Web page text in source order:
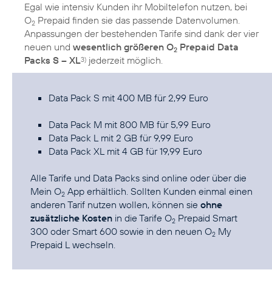
Egal wie intensiv Kunden ihr Mobiltelefon nutzen, bei
O2 Prepaid finden sie das passende Datenvolumen.
Anpassungen der bestehenden Tarife sind dank der vier
neuen und wesentlich größeren O2 Prepaid Data
Packs S – XL3) jederzeit möglich.
Data Pack S mit 400 MB für 2,99 Euro
Data Pack M mit 800 MB für 5,99 Euro
Data Pack L mit 2 GB für 9,99 Euro
Data Pack XL mit 4 GB für 19,99 Euro
Alle Tarife und Data Packs sind online oder über die
Mein O2 App erhältlich. Sollten Kunden einmal einen
anderen Tarif nutzen wollen, können sie ohne
zusätzliche Kosten in die Tarife O2 Prepaid Smart
300 oder Smart 600 sowie in den neuen O2 My
Prepaid L wechseln.